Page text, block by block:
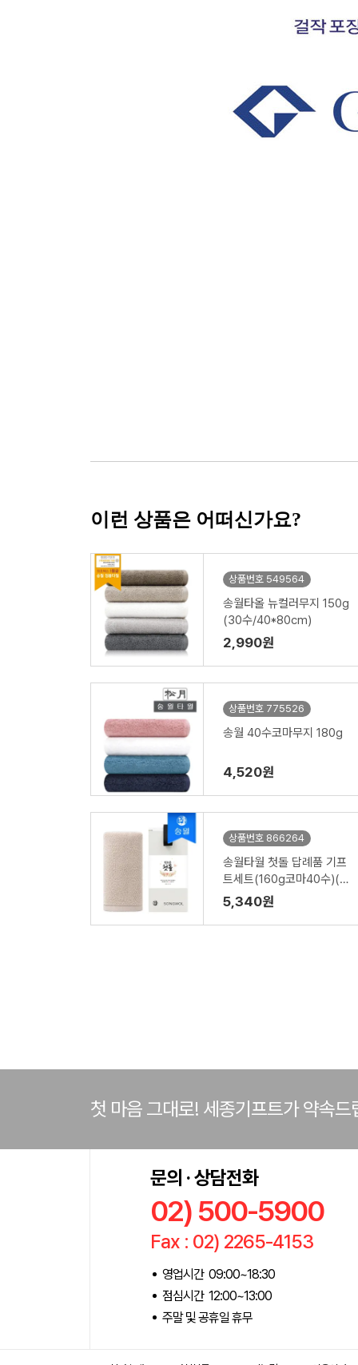
이런 상품은 어떠신가요?
상품번호 549564
송월타올 뉴컬러무지 150g
(30수/40*80cm)
2,990원
상품번호 775526
송월 40수코마무지 180g
4,520원
상품번호 866264
송월타월 첫돌 답례품 기프
트세트(160g코마40수)(전
용띠지 포함)
5,340원
첫 마음 그대로! 세종기프트가 약속드
문의 · 상담전화
02) 500-5900
Fax : 02) 2265-4153
영업시간 09:00~18:30
점심시간 12:00~13:00
주말 및 공휴일 휴무